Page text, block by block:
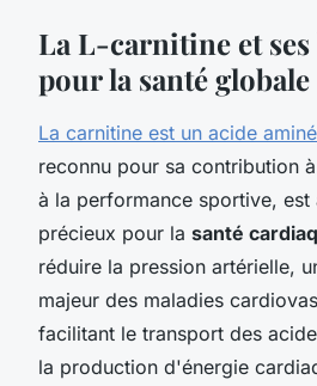
La L-carnitine et
pour la santé globale
La carnitine est un acide
reconnu pour sa contribution
à la performance sportive, est
précieux pour la santé
réduire la pression artérielle,
majeur des maladies
facilitant le transport des
la production d'énergie